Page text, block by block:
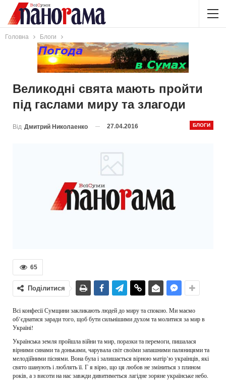
Головна Блоги
Великодні свята мають пройти
під гаслами миру та злагоди
БЛОГИ
Від Дмитрий Николаенко 27.04.2016
65
Поділитися
Всі конфесії Сумщини закликають людей до миру та спокою. Ми маємо
об’єднатися заради того, щоб бути сильнішими духом та молитися за мир в
Україні!
Українська земля пройшла війни та мир, поразки та перемоги, пишалася
вірними синами та доньками, чарувала світ своїми запашними паляницями та
мелодійними піснями. Вона була і залишається вірною матір’ю українців, які
свято шанують і люблять її. Г я вірю, що ця любов не зміниться з плином
років, а з висоти на нас завжди дивитиметься лагідне зоряне українське небо.